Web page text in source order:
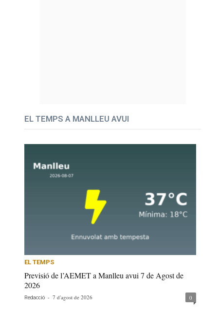
EL TEMPS A MANLLEU AVUI
EL TEMPS
Previsió de l’AEMET a Manlleu avui 7 de Agost de
2026
Redacció - 7 d'agost de 2026 0